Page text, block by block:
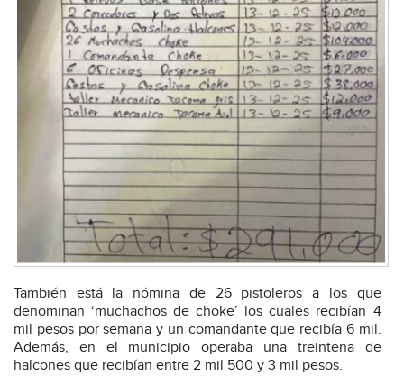
También está la nómina de 26 pistoleros a los que
denominan ‘muchachos de choke’ los cuales recibían 4
mil pesos por semana y un comandante que recibía 6 mil.
Además, en el municipio operaba una treintena de
halcones que recibían entre 2 mil 500 y 3 mil pesos.